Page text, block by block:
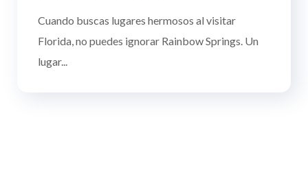
Cuando buscas lugares hermosos al visitar
Florida, no puedes ignorar Rainbow Springs. Un
lugar...